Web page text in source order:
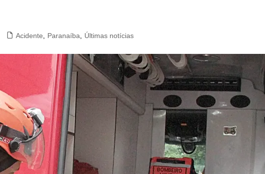
Acidente Paranaíba Últimas notícias